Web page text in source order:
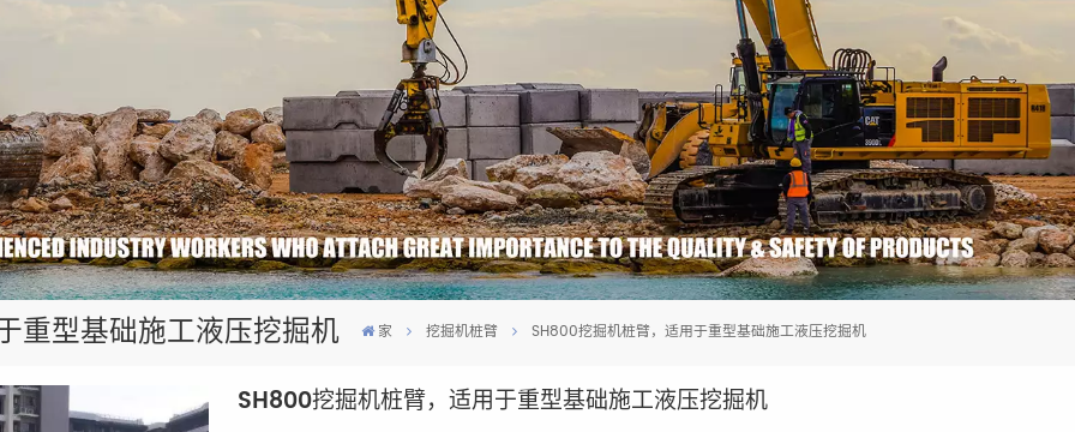
重型基础施工液压挖掘机 家 挖掘机桩臂 SH800挖掘机桩臂，适用于重型基础施工液压挖掘机
SH800挖掘机桩臂，适用于重型基础施工液压挖掘机